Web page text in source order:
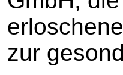
zur